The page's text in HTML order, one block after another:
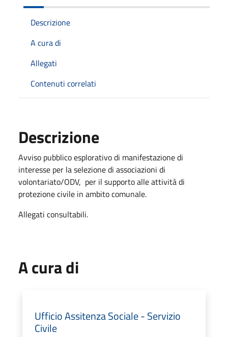
Descrizione
A cura di
Allegati
Contenuti correlati
Descrizione
Avviso pubblico esplorativo di manifestazione di
interesse per la selezione di associazioni di
volontariato/ODV, per il supporto alle attività di
protezione civile in ambito comunale.
Allegati consultabili.
A cura di
Ufficio Assitenza Sociale - Servizio
Civile